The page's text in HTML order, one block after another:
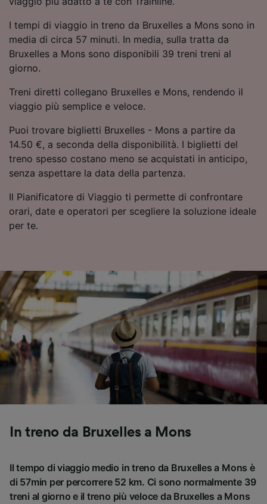
I tempi di viaggio in treno da Bruxelles a Mons sono in
media di circa 57 minuti. In media, sulla tratta da
Bruxelles a Mons sono disponibili 39 treni treni al
giorno.
Treni diretti collegano Bruxelles e Mons, rendendo il
viaggio più semplice e veloce.
Puoi trovare biglietti Bruxelles - Mons a partire da
14.50 €, a seconda della disponibilità. I biglietti del
treno spesso costano meno se acquistati in anticipo,
senza aspettare la data della partenza.
Il Pianificatore di Viaggio ti permette di confrontare
orari, date e operatori per scegliere la soluzione ideale
per te.
In treno da Bruxelles a Mons
Il tempo di viaggio medio in treno da Bruxelles a Mons è
di 57min per percorrere 52 km. Ci sono normalmente 39
treni al giorno e il treno più veloce da Bruxelles a Mons
Utilizzare dati di geolocalizzazione precisi.
Scansione attiva delle caratteristiche del
dispositivo ai fini dell’identificazione.
Archiviare informazioni su dispositivo e/o
accedervi. Pubblicità e contenuti
personalizzati, misurazione delle prestazioni
pubblico, sviluppo di servizi.